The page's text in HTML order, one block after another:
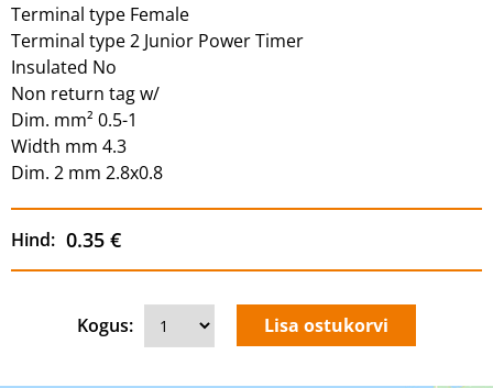
Terminal type Female
Terminal type 2 Junior Power Timer
Insulated No
Non return tag w/
Dim. mm² 0.5-1
Width mm 4.3
Dim. 2 mm 2.8x0.8
Hind: 0.35 €
Kogus: